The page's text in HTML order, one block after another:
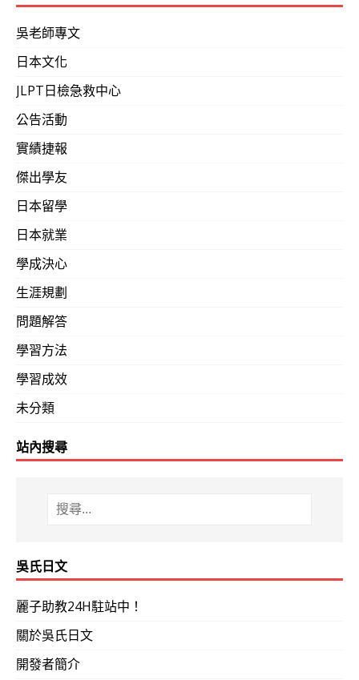
吳老師專文
日本文化
JLPT日檢急救中心
公告活動
實績捷報
傑出學友
日本留學
日本就業
學成決心
生涯規劃
問題解答
學習方法
學習成效
未分類
站內搜尋
吳氏日文
麗子助教24H駐站中！
關於吳氏日文
開發者簡介